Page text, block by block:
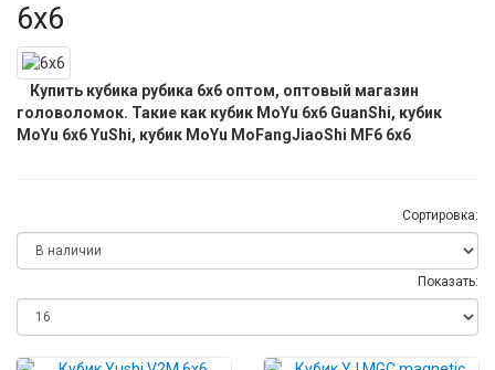
6х6
Купить кубика рубика 6х6 оптом, оптовый магазин
головоломок. Такие как кубик MoYu 6x6 GuanShi, кубик
MoYu 6x6 YuShi, кубик MoYu MoFangJiaoShi MF6 6x6
Сортировка:
Показать: